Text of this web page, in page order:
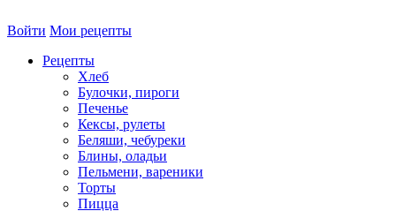
Войти Мои рецепты
Рецепты
Хлеб
Булочки, пироги
Печенье
Кексы, рулеты
Беляши, чебуреки
Блины, оладьи
Пельмени, вареники
Торты
Пицца